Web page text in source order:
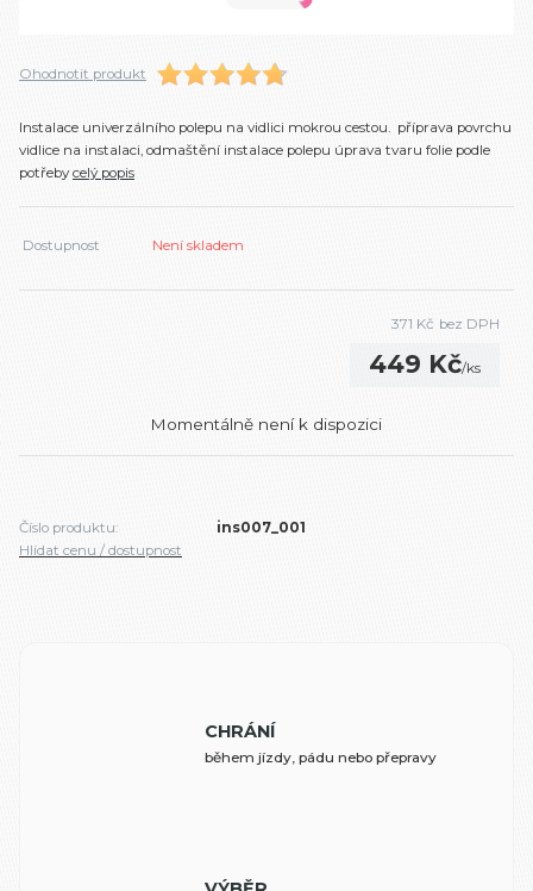
Ohodnotit produkt
Instalace univerzálního polepu na vidlici mokrou cestou. příprava povrchu
vidlice na instalaci, odmaštění instalace polepu úprava tvaru folie podle
potřebycelý popis
Dostupnost Není skladem
449 Kč/ks
371 Kč bez DPH
Momentálně není k dispozici
Číslo produktu:
ins007_001
Hlídat cenu / dostupnost
CHRÁNÍ
během jízdy, pádu nebo přepravy